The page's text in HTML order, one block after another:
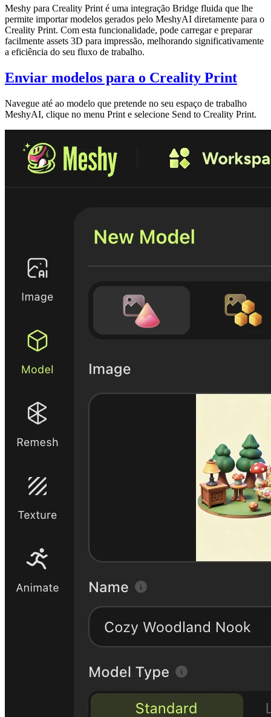
Meshy para Creality Print é uma integração Bridge fluida que lhe
permite importarmodelos gerados pelo MeshyAI diretamente para o
Creality Print. Com esta funcionalidade, pode carregar e preparar
facilmente assets 3D para impressão, melhorando significativamente
a eficiência do seu fluxo de trabalho.
Enviar modelos para o Creality Print
Navegue até ao modelo que pretende no seu espaço de trabalho
MeshyAI, clique no menu Print e selecione Send to Creality Print.